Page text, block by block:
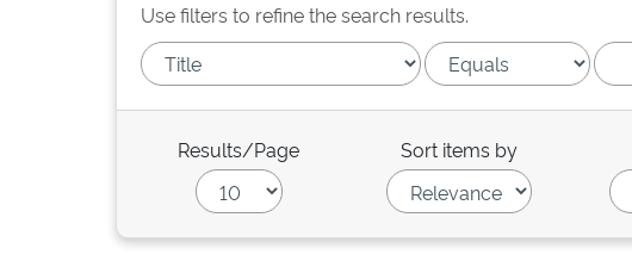
Use filters to refine the search results.
Results/Page Sort items by